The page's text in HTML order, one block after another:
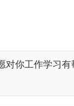
对你工作学习有